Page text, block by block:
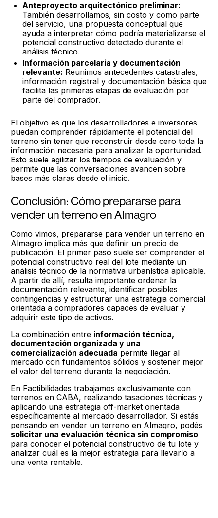
Anteproyecto arquitectónico preliminar:
También desarrollamos, sin costo y como parte
del servicio, una propuesta conceptual que
ayuda a interpretar cómo podría materializarse el
potencial constructivo detectado durante el
análisis técnico.
Información parcelaria y documentación
relevante: Reunimos antecedentes catastrales,
información registral y documentación básica que
facilita las primeras etapas de evaluación por
parte del comprador.
El objetivo es que los desarrolladores e inversores
puedan comprender rápidamente el potencial del
terreno sin tener que reconstruir desde cero toda la
información necesaria para analizar la oportunidad.
Esto suele agilizar los tiempos de evaluación y
permite que las conversaciones avancen sobre
bases más claras desde el inicio.
Conclusión: Cómo prepararse para
vender un terreno en Almagro
Como vimos, prepararse para vender un terreno en
Almagro implica más que definir un precio de
publicación. El primer paso suele ser comprender el
potencial constructivo real del lote mediante un
análisis técnico de la normativa urbanística aplicable.
A partir de allí, resulta importante ordenar la
documentación relevante, identificar posibles
contingencias y estructurar una estrategia comercial
orientada a compradores capaces de evaluar y
adquirir este tipo de activos.
La combinación entre información técnica,
documentación organizada y una
comercialización adecuada permite llegar al
mercado con fundamentos sólidos y sostener mejor
el valor del terreno durante la negociación.
En Factibilidades trabajamos exclusivamente con
terrenos en CABA, realizando tasaciones técnicas y
aplicando una estrategia off-market orientada
específicamente al mercado desarrollador. Si estás
pensando en vender un terreno en Almagro, podés
solicitar una evaluación técnica sin compromiso
para conocer el potencial constructivo de tu lote y
analizar cuál es la mejor estrategia para llevarlo a
una venta rentable.